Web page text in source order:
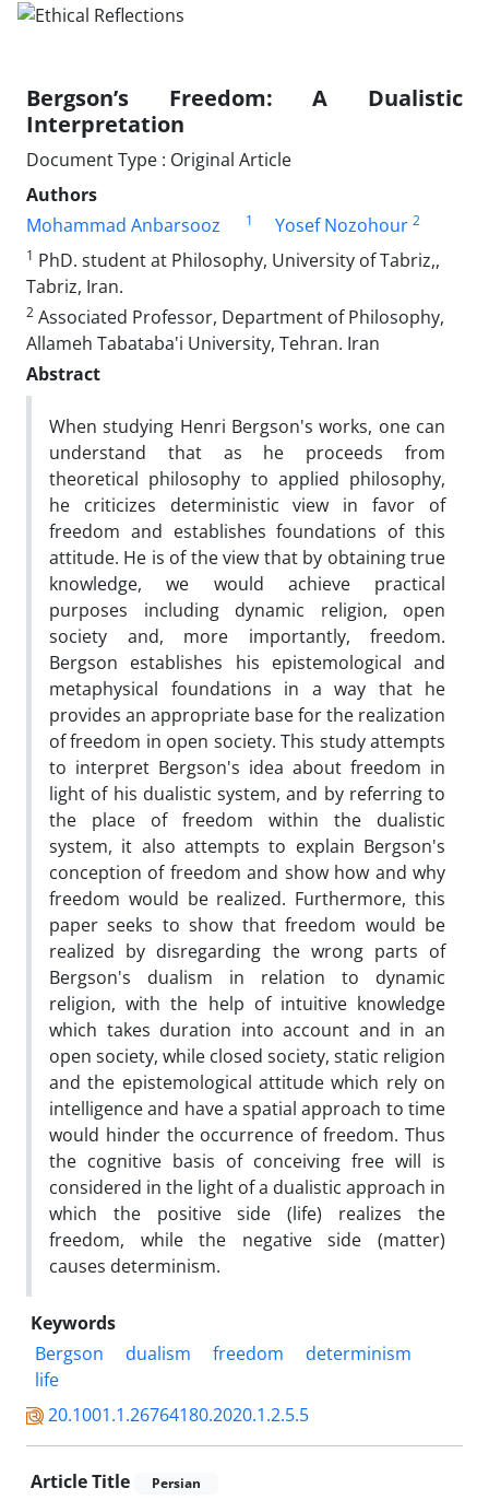
Bergson’s Freedom: A Dualistic
Interpretation
Document Type : Original Article
Authors
Mohammad Anbarsooz
1 Yosef Nozohour 2
1 PhD. student at Philosophy, University of Tabriz,,
Tabriz, Iran.
2 Associated Professor, Department of Philosophy,
Allameh Tabataba'i University, Tehran. Iran
Abstract
When studying Henri Bergson's works, one can
understand that as he proceeds from
theoretical philosophy to applied philosophy,
he criticizes deterministic view in favor of
freedom and establishes foundations of this
attitude. He is of the view that by obtaining true
knowledge, we would achieve practical
purposes including dynamic religion, open
society and, more importantly, freedom.
Bergson establishes his epistemological and
metaphysical foundations in a way that he
provides an appropriate base for the realization
of freedom in open society. This study attempts
to interpret Bergson's idea about freedom in
light of his dualistic system, and by referring to
the place of freedom within the dualistic
system, it also attempts to explain Bergson's
conception of freedom and show how and why
freedom would be realized. Furthermore, this
paper seeks to show that freedom would be
realized by disregarding the wrong parts of
Bergson's dualism in relation to dynamic
religion, with the help of intuitive knowledge
which takes duration into account and in an
open society, while closed society, static religion
and the epistemological attitude which rely on
intelligence and have a spatial approach to time
would hinder the occurrence of freedom. Thus
the cognitive basis of conceiving free will is
considered in the light of a dualistic approach in
which the positive side (life) realizes the
freedom, while the negative side (matter)
causes determinism.
Keywords
Bergson
dualism freedom
determinism
life
20.1001.1.26764180.2020.1.2.5.5
Article Title Persian